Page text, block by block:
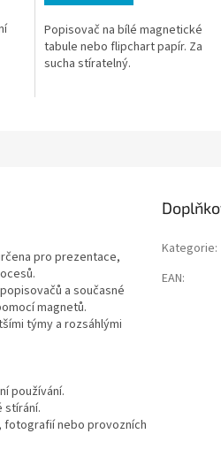
Popisovač na bílé magnetické
tabule nebo flipchart papír. Za
sucha stíratelný.
pro prezentace,
a současné
magnetů.
týmy a rozsáhlými
používání.
stírání.
fotografií nebo provozních
Kategorie:
EAN: